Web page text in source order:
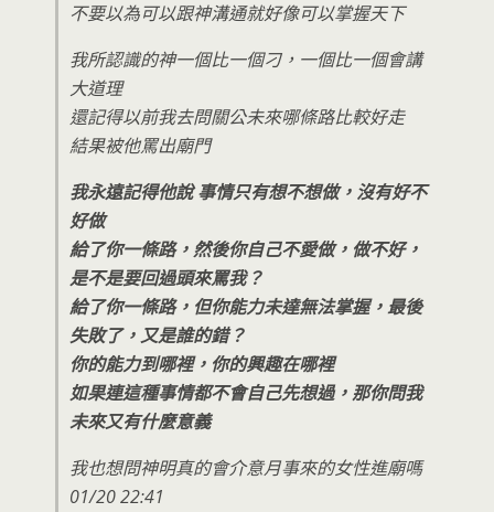
不要以為可以跟神溝通就好像可以掌握天下
我所認識的神一個比一個刁，一個比一個會講
大道理
還記得以前我去問關公未來哪條路比較好走
結果被他罵出廟門
我永遠記得他說 事情只有想不想做，沒有好不
好做
給了你一條路，然後你自己不愛做，做不好，
是不是要回過頭來罵我？
給了你一條路，但你能力未達無法掌握，最後
失敗了，又是誰的錯？
你的能力到哪裡，你的興趣在哪裡
如果連這種事情都不會自己先想過，那你問我
未來又有什麼意義
我也想問神明真的會介意月事來的女性進廟嗎
01/20 22:41